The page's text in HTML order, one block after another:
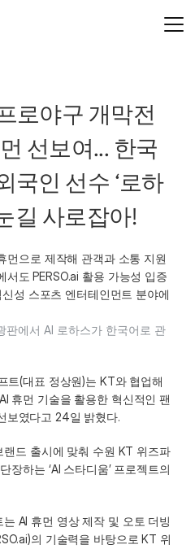
로야구 개막전
선보여... 한국
국인 선수 ‘로하
길 사로잡아!
으로 제작해 관객과 소통 지원
도 PERSO.ai 활용 가능성 입증
성 스포츠 엔터테인먼트 분야에
에서 AI 로하스가 한국어로 관
트(대표 정상원)는 KT와 협업해
휴먼 기술을 활용한 혁신적인 팬
보였다고 24일 밝혔다.
드 출시에 맞춰 수원 KT 위즈파
장하는 ‘AI 스타디움’ 프로젝트의
AI 휴먼 영상 제작 및 오토 더빙
의 기술력을 바탕으로 KT 위